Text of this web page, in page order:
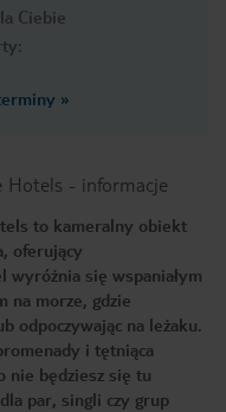
Ciebie
»
Hotels - informacje
to kameralny obiekt
oferujący
wyróżnia się wspaniałym
na morze, gdzie
odpoczywając na leżaku.
i tętniąca
nie będziesz się tu
par, singli czy grup